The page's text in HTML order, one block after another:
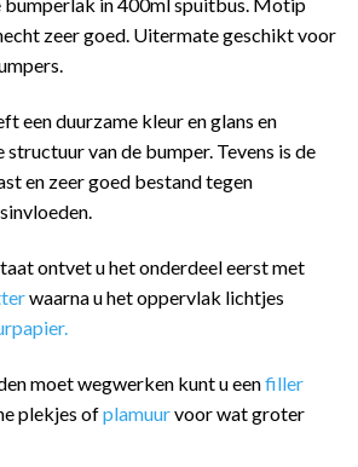
zeer goed. Uitermate geschikt voor
een duurzame kleur en glans en
van de bumper. Tevens is de
en zeer goed bestand tegen
ontvet u het onderdeel eerst met
waarna u het oppervlak lichtjes
moet wegwerken kunt u eenfiller
plekjes ofplamuurvoor wat groter